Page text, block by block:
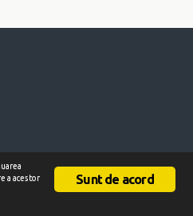
Sunt de acord
a acestor